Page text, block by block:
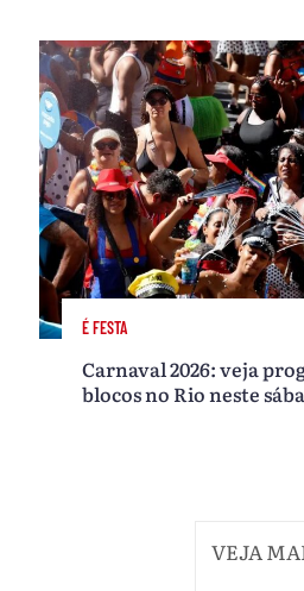
É FESTA
Carnaval 2026: veja
blocos no Rio neste
VEJA